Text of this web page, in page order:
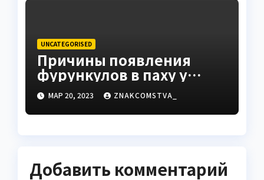
UNCATEGORISED
Причины появления
фурункулов в паху у
мужчин
МАР 20, 2023 ZNAKCOMSTVA_
Добавить комментарий